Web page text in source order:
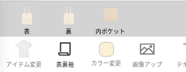
アイテム変更 表裏袖 カラー変更 画像アップ テ
表 裏 内ポケット